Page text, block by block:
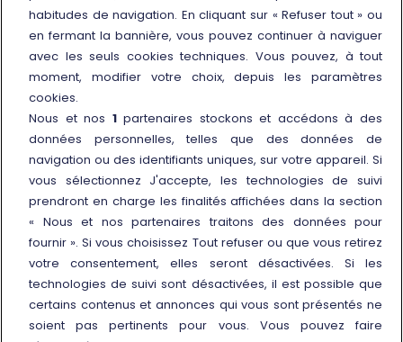
Info et contacts
Nos Centres d'Appel
Les bureaux d’assistance à la
clientèle
Conditions d'utilisation des tarifs
et offres
Nos services
Portail FRECCE
Les guichets Freccia
habitudes de navigation. En cliquant sur « Refuser tout » ou
en fermant la bannière, vous pouvez continuer à naviguer
avec les seuls cookies techniques. Vous pouvez, à tout
moment, modifier votre choix, depuis les paramètres
cookies.
Nous et nos 1partenaires stockons et accédons à des
données personnelles, telles que des données de
navigation ou des identifiants uniques, sur votre appareil. Si
vous sélectionnez J'accepte, les technologies de suivi
prendront en charge les finalités affichées dans la section
« Nous et nos partenaires traitons des données pour
fournir ». Si vous choisissez Tout refuser ou que vous retirez
votre consentement, elles seront désactivées. Si les
technologies de suivi sont désactivées, il est possible que
certains contenus et annonces qui vous sont présentés ne
soient pas pertinents pour vous. Vous pouvez faire